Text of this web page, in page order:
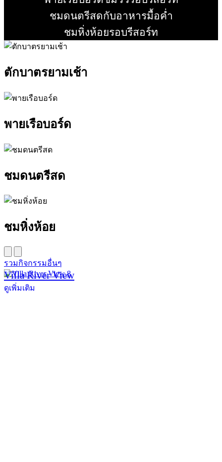
อ่านเพิ่ม
ชมดนตรีสดกับอาหารมื้อค่ำ
อ่านเพิ่ม
ชมหิ่งห้อยรอบรีสอร์ท
ตักบาตรยามเช้า
พายเรือบอร์ด
ชมดนตรีสด
ชมหิ่งห้อย
รวมกิจกรรมอื่นๆ
Villa River View
ดูเพิ่มเติม